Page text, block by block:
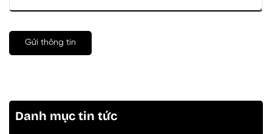
Gửi thông tin
Danh mục tin tức